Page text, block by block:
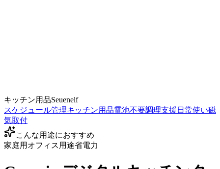
キッチン用品Seuenelf
スケジュール管理キッチン用品電池不要調理支援 日常使い磁
気取付
こんな用途におすすめ
家庭用 オフィス用途省電力